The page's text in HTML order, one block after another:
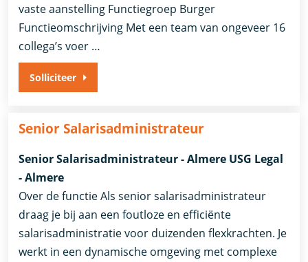
vaste aanstelling​​ Functiegroep Burger​
Functieomschrijving Met een team van ongeveer 16
collega’s voer …
Solliciteer
Senior Salarisadministrateur
Senior Salarisadministrateur - Almere USG Legal
- Almere
Over de functie Als senior salarisadministrateur
draag je bij aan een foutloze en efficiënte
salarisadministratie voor duizenden flexkrachten. Je
werkt in een dynamische omgeving met complexe